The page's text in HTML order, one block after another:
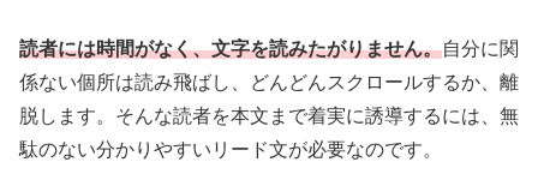
読者には時間がなく、文字を読みたがりません。自分に関
係ない個所は読み飛ばし、どんどんスクロールするか、離
脱します。そんな読者を本文まで着実に誘導するには、無
駄のない分かりやすいリード文が必要なのです。